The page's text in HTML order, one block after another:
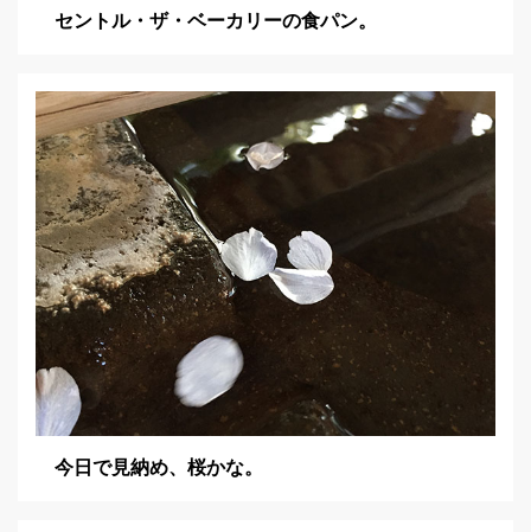
セントル・ザ・ベーカリーの食パン。
今日で見納め、桜かな。